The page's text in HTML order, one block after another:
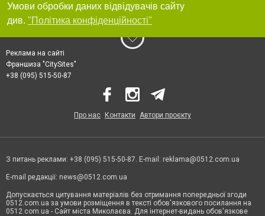
Умови обробки даних відвідувачів сайту
див. "Політика конфіденційності"
Реклама на сайті
Франшиза "CitySites"
+38 (095) 515-50-87
Про нас Контакти Автори проєкту
З питань реклами: +38 (095) 515-50-87. E-mail: reklama@0512.com.ua
E-mail редакції: news@0512.com.ua
Допускається цитування матеріалів без отримання попередньої згоди
0512.com.ua за умови розміщення в тексті обов'язкового посилання на
0512.com.ua - Сайт міста Миколаєва. Для інтернет-видань обов'язкове